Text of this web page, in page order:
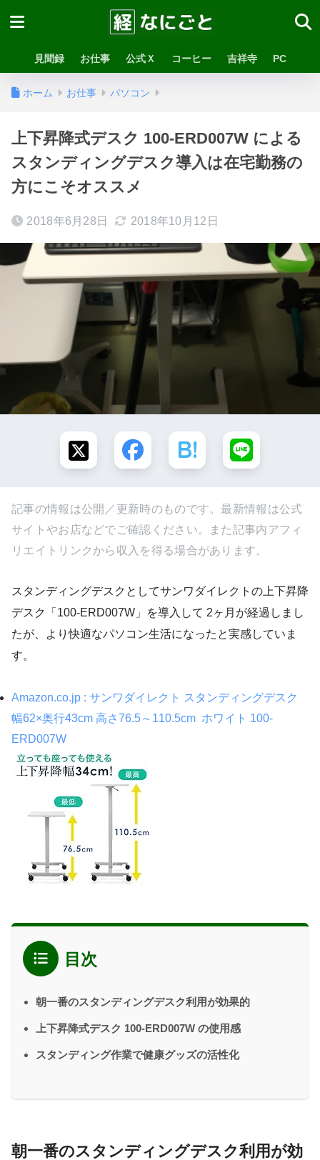
見聞録 お仕事 公式Ｘ コーヒー 吉祥寺 PC
ホーム お仕事 パソコン
上下昇降式デスク 100-ERD007W による
スタンディングデスク導入は在宅勤務の
方にこそオススメ
2018年6月28日 2018年10月12日
記事の情報は公開／更新時のものです。最新情報は公式
サイトやお店などでご確認ください。また記事内アフィ
リエイトリンクから収入を得る場合があります。
スタンディングデスクとしてサンワダイレクトの上下昇降
デスク「100-ERD007W」を導入して 2ヶ月が経過しまし
たが、より快適なパソコン生活になったと実感していま
す。
Amazon.co.jp : サンワダイレクト スタンディングデスク
幅62×奥行43cm 高さ76.5～110.5cm ホワイト 100-
ERD007W
目次
朝一番のスタンディングデスク利用が効果的
上下昇降式デスク 100-ERD007W の使用感
スタンディング作業で健康グッズの活性化
朝一番のスタンディングデスク利用が効